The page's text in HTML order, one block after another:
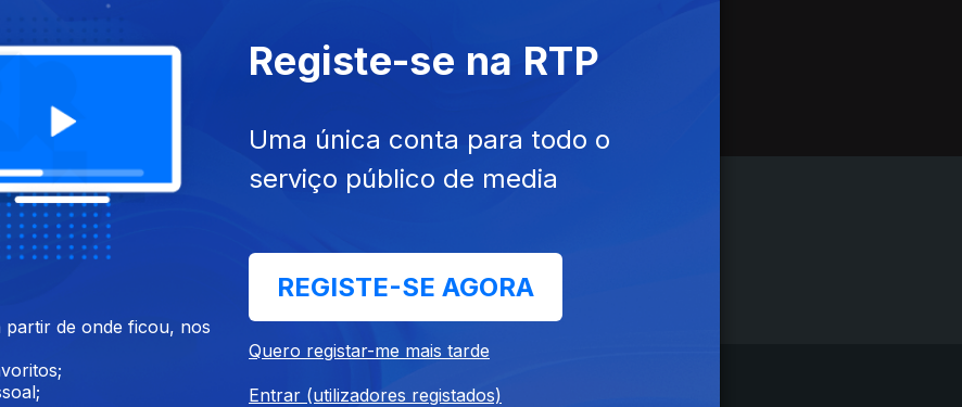
Instale a aplicação RTP Play
partir de onde ficou, nos
Registe-se na RTP
Uma única conta para todo o
serviço público de media
REGISTE-SE AGORA
Quero registar-me mais tarde
Entrar (utilizadores registados)